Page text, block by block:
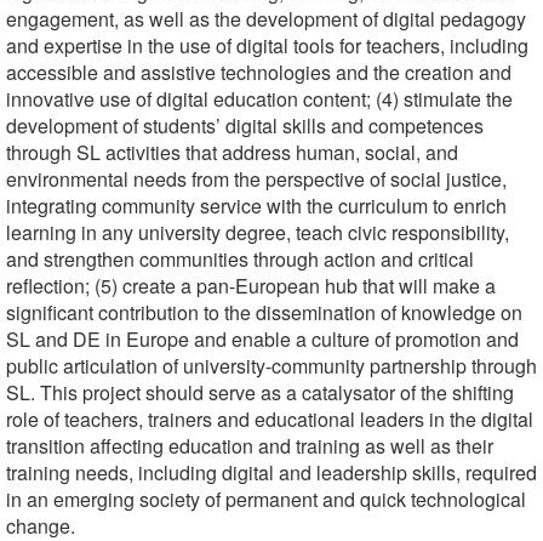
engagement, as well as the development of digital pedagogy
and expertise in the use of digital tools for teachers, including
accessible and assistive technologies and the creation and
innovative use of digital education content; (4) stimulate the
development of students’ digital skills and competences
through SL activities that address human, social, and
environmental needs from the perspective of social justice,
integrating community service with the curriculum to enrich
learning in any university degree, teach civic responsibility,
and strengthen communities through action and critical
reflection; (5) create a pan-European hub that will make a
significant contribution to the dissemination of knowledge on
SL and DE in Europe and enable a culture of promotion and
public articulation of university-community partnership through
SL. This project should serve as a catalysator of the shifting
role of teachers, trainers and educational leaders in the digital
transition affecting education and training as well as their
training needs, including digital and leadership skills, required
in an emerging society of permanent and quick technological
change.